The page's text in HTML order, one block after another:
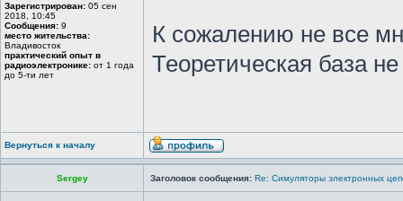
Зарегистрирован: 05 сен
2018, 10:45
Сообщения: 9
место жительства:
Владивосток
практический опыт в
радиоэлектронике: от 1 года
до 5-ти лет
К сожалению не все
Теоретическая база
Вернуться к началу
Sergey Заголовок сообщения: Re: Симуляторы электронных